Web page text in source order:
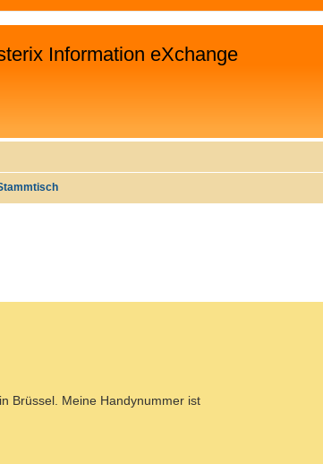
Information eXchange
Brüssel. Meine Handynummer ist